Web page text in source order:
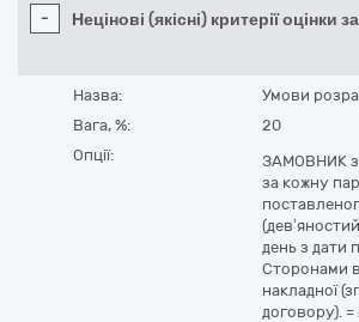
- Нецінові (якісні) критерії оцінки
Назва:
Умови
Вага, %:
20
Опції:
ЗАМОВНИК
за кожну
день з дати
Сторонами
накладної
договору).=